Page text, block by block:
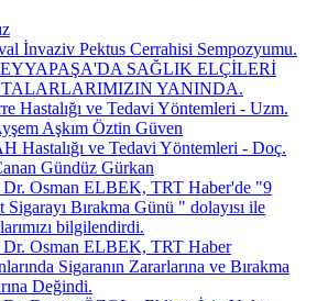
İnvaziv Pektus Cerrahisi Sempozyumu.
SAĞLIK ELÇİLERİ
YANINDA.
Hastalığı ve Tedavi Yöntemleri - Uzm.
Aşkım Öztin Güven
Hastalığı ve Tedavi Yöntemleri - Doç.
Gündüz Gürkan
Osman ELBEK, TRT Haber'de "9
Sigarayı Bırakma Günü " dolayısı ile
bilgilendirdi.
Osman ELBEK, TRT Haber
Sigaranın Zararlarına ve Bırakma
Değindi.